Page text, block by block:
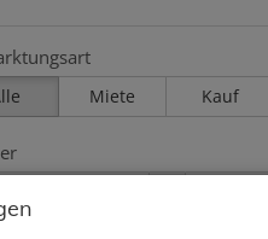
Miete Kauf